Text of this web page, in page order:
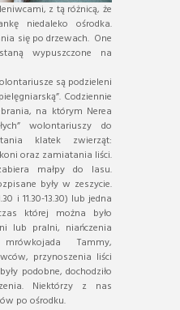
z tą różnicą, że
niedaleko ośrodka.
się po drzewach. One
wypuszczone na
są podzieleni
Codziennie
na którym Nerea
wolontariuszy do
klatek zwierząt:
oraz zamiatania liści.
małpy do lasu.
były w zeszycie.
i 11.30-13.30) lub jedna
której można było
lub pralni, niańczenia
Tammy,
przynoszenia liści
podobne, dochodziło
Niektórzy z nas
po ośrodku.